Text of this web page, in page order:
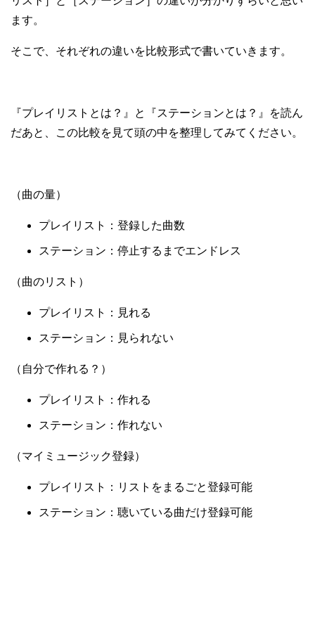
ます。
そこで、それぞれの違いを比較形式で書いていきます。
『プレイリストとは？』と『ステーションとは？』を読ん
だあと、この比較を見て頭の中を整理してみてください。
（曲の量）
プレイリスト：登録した曲数
ステーション：停止するまでエンドレス
（曲のリスト）
プレイリスト：見れる
ステーション：見られない
（自分で作れる？）
プレイリスト：作れる
ステーション：作れない
（マイミュージック登録）
プレイリスト：リストをまるごと登録可能
ステーション：聴いている曲だけ登録可能